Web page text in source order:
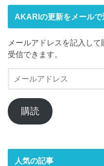
AKARIの更新をメールで
メールアドレスを記入し
受信できます。
ー
ア
ド
購読
人気の記事